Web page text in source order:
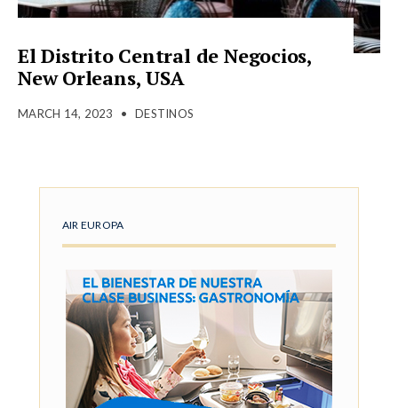
El Distrito Central de Negocios,
New Orleans, USA
MARCH 14, 2023 • DESTINOS
AIR EUROPA